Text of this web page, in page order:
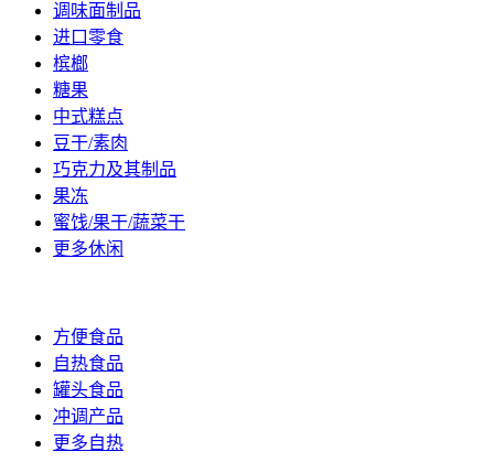
调味面制品
进口零食
槟榔
糖果
中式糕点
豆干/素肉
巧克力及其制品
果冻
蜜饯/果干/蔬菜干
更多休闲
方便食品
自热食品
罐头食品
冲调产品
更多自热